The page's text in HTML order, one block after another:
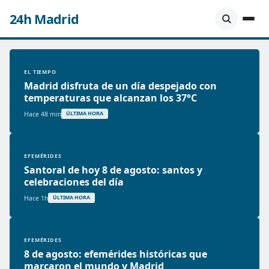
24h Madrid
EL TIEMPO
Madrid disfruta de un día despejado con
temperaturas que alcanzan los 37°C
Hace 48 min ÚLTIMA HORA
EFEMÉRIDES
Santoral de hoy 8 de agosto: santos y
celebraciones del día
Hace 1h ÚLTIMA HORA
EFEMÉRIDES
8 de agosto: efemérides históricas que
marcaron el mundo y Madrid